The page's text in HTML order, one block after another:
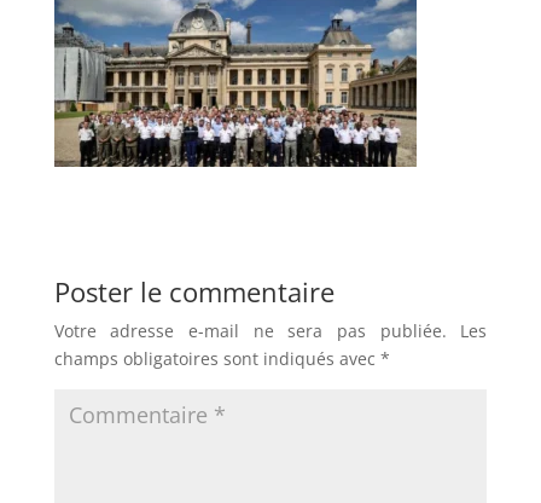
Poster le commentaire
Votre adresse e-mail ne sera pas publiée.
Les
champs obligatoires sont indiqués avec *